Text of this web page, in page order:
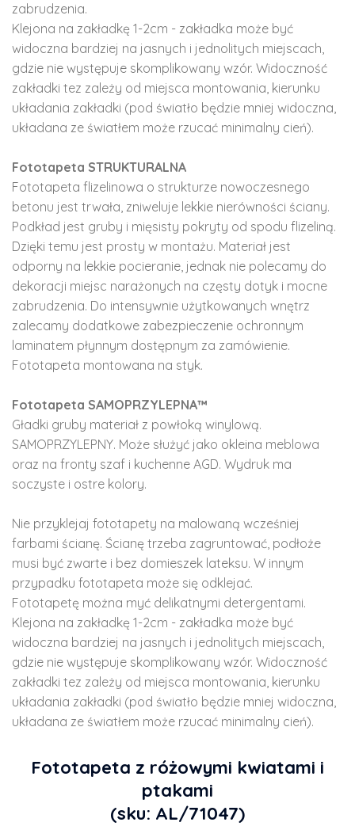
zabrudzenia.
Klejona na zakładkę 1-2cm - zakładka może być
widoczna bardziej na jasnych i jednolitych miejscach,
gdzie nie występuje skomplikowany wzór. Widoczność
zakładki tez zależy od miejsca montowania, kierunku
układania zakładki (pod światło będzie mniej widoczna,
układana ze światłem może rzucać minimalny cień).
Fototapeta STRUKTURALNA
Fototapeta flizelinowa o strukturze nowoczesnego
betonu jest trwała, zniweluje lekkie nierówności ściany.
Podkład jest gruby i mięsisty pokryty od spodu flizeliną.
Dzięki temu jest prosty w montażu. Materiał jest
odporny na lekkie pocieranie, jednak nie polecamy do
dekoracji miejsc narażonych na częsty dotyk i mocne
zabrudzenia. Do intensywnie użytkowanych wnętrz
zalecamy dodatkowe zabezpieczenie ochronnym
laminatem płynnym dostępnym za zamówienie.
Fototapeta montowana na styk.
Fototapeta SAMOPRZYLEPNA™
Gładki gruby materiał z powłoką winylową.
SAMOPRZYLEPNY. Może służyć jako okleina meblowa
oraz na fronty szaf i kuchenne AGD. Wydruk ma
soczyste i ostre kolory.
Nie przyklejaj fototapety na malowaną wcześniej
farbami ścianę. Ścianę trzeba zagruntować, podłoże
musi być zwarte i bez domieszek lateksu. W innym
przypadku fototapeta może się odklejać.
Fototapetę można myć delikatnymi detergentami.
Klejona na zakładkę 1-2cm - zakładka może być
widoczna bardziej na jasnych i jednolitych miejscach,
gdzie nie występuje skomplikowany wzór. Widoczność
zakładki tez zależy od miejsca montowania, kierunku
układania zakładki (pod światło będzie mniej widoczna,
układana ze światłem może rzucać minimalny cień).
Fototapeta z różowymi kwiatami i
ptakami
(sku: AL/71047)